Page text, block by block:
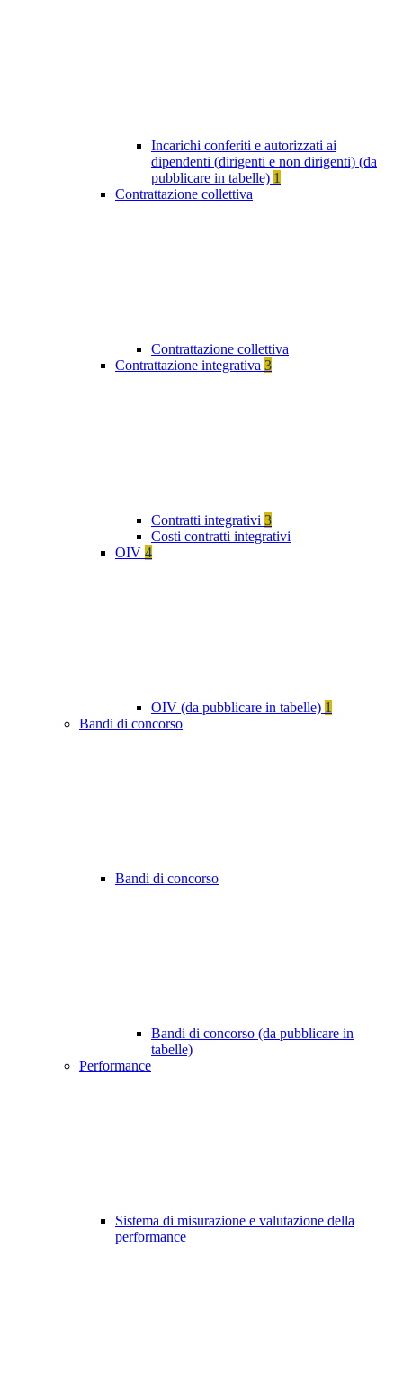
Incarichi conferiti e autorizzati ai
dipendenti (dirigenti e non dirigenti) (da
pubblicare in tabelle) 1
Contrattazione collettiva
Contrattazione collettiva
Contrattazione integrativa 3
Contratti integrativi 3
Costi contratti integrativi
OIV 4
OIV (da pubblicare in tabelle) 1
Bandi di concorso
Bandi di concorso
Bandi di concorso (da pubblicare in
tabelle)
Performance
Sistema di misurazione e valutazione della
performance